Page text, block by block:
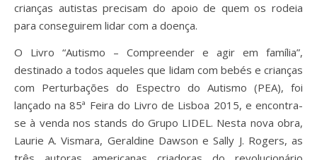
crianças autistas precisam do apoio de quem os rodeia
para conseguirem lidar com a doença.
O Livro “Autismo – Compreender e agir em família”,
destinado a todos aqueles que lidam com bebés e crianças
com Perturbações do Espectro do Autismo (PEA), foi
lançado na 85ª Feira do Livro de Lisboa 2015, e encontra-
se à venda nos stands do Grupo LIDEL. Nesta nova obra,
Laurie A. Vismara, Geraldine Dawson e Sally J. Rogers, as